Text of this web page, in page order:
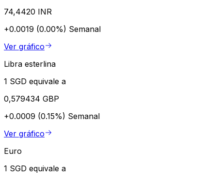
74,4420 INR
+0.0019 (0.00%) Semanal
Ver gráfico
Libra esterlina
1 SGD equivale a
0,579434 GBP
+0.0009 (0.15%) Semanal
Ver gráfico
Euro
1 SGD equivale a